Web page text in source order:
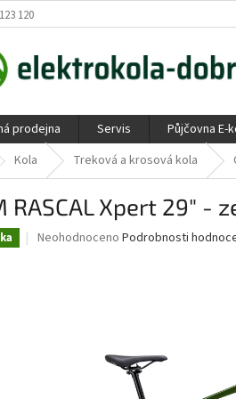
120
prodejna Servis Půjčovna E-
Kola Treková a krosová kola
RASCAL Xpert 29" -
Průměrné
Neohodnoceno Podrobnosti